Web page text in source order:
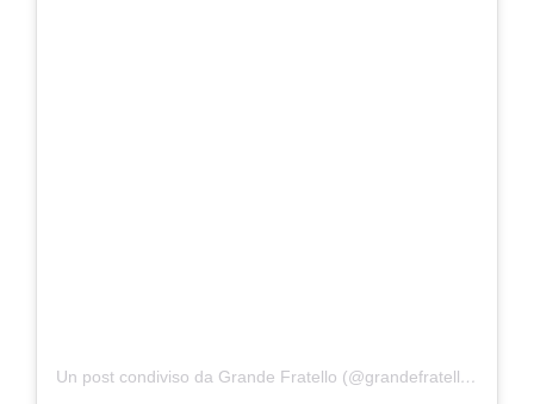
Un post condiviso da Grande Fratello (@grandefratellotv)